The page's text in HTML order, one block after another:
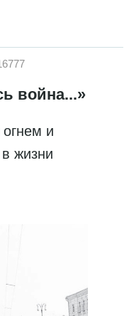
война...»
и
жизни